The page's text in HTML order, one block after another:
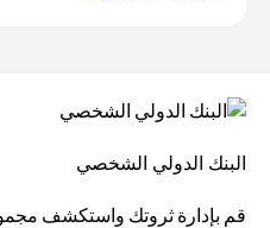
البنك الدولي الشخصي
قم بإدارة ثروتك واستكشف